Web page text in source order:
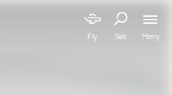
Fly Søk Meny